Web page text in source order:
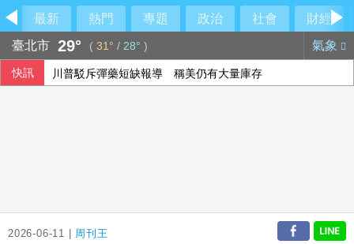
最新 熱門 專題 政治 社會
財經
臺北市 29° ( 31° / 28° ) 氣象
快訊 川普駁斥彈藥短缺報導 稱美仍有大量庫存
2026-06-11 | 周刊王